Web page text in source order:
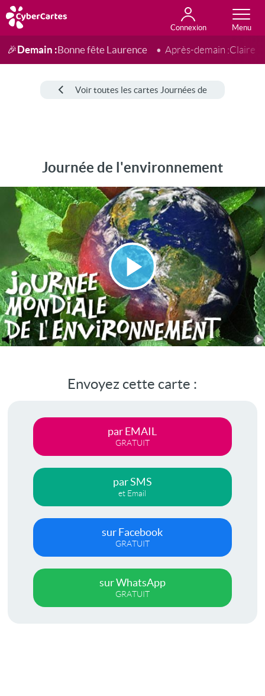
Connexion
Anniversaire
Fête du jour
Amour
Amitié
Merci
Toutes les cartes
🎉Demain :Bonne fête Laurence Après-demain :Claire
Voir toutes les cartes Journées de
Journée de l'environnement
Lire
la
vidéo
Envoyez cette carte :
par EMAIL
GRATUIT
par SMS
et Email
sur Facebook
GRATUIT
sur WhatsApp
GRATUIT